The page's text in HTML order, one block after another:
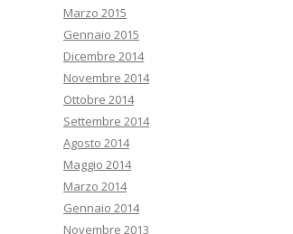
Marzo 2015
Gennaio 2015
Dicembre 2014
Novembre 2014
Ottobre 2014
Settembre 2014
Agosto 2014
Maggio 2014
Marzo 2014
Gennaio 2014
Novembre 2013